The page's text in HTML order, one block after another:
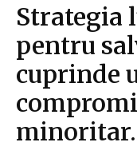
Strategia
pentru
cuprinde
minoritar.